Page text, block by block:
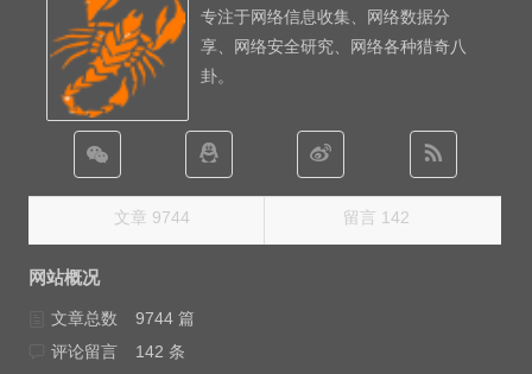
专注于网络信息收集、网络数据分
享、网络安全研究、网络各种猎奇八
卦。
文章 9744 留言 142
网站概况
文章总数
9744 篇
评论留言
142 条